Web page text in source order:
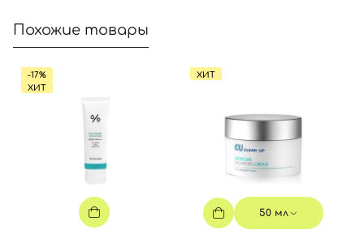
Похожие товары
-17%
ХИТ
ХИТ
50 мл
Отправляя форму для авторизации/регистрации, вы
Войти с помощью e-mail